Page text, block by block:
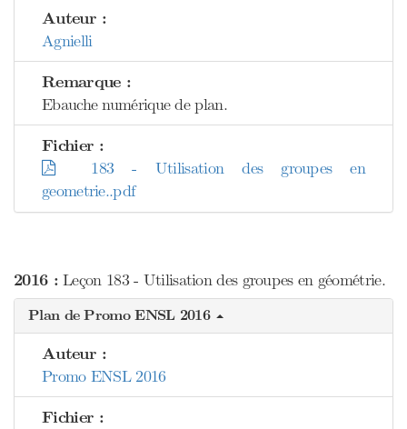
Auteur :
Agnielli
Remarque :
Ebauche numérique de plan.
Fichier :
183 - Utilisation des groupes en
geometrie..pdf
2016 :Leçon 183 - Utilisation des groupes en géométrie.
Plan de Promo ENSL 2016
Auteur :
Promo ENSL 2016
Fichier :